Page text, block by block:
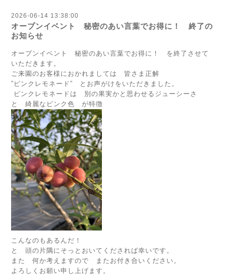
2026-06-14 13:38:00
オープンイベント 秘密のあい言葉でお得に！ 終了の
お知らせ
オープンイベント 秘密のあい言葉でお得に！ を終了させて
いただきます。
ご来園のお客様におかれましては 皆さま正解
”ピンクレモネード” とお声がけをいただきました。
ピンクレモネードは 別の果実かと思わせるジューシーさ
と 綺麗なピンク色 が特徴
こんなのもあるんだ！
と 頭の片隅にそっとおいてくだされば幸いです。
また 何か考えますので またお付き合いください。
よろしくお願い申し上げます。